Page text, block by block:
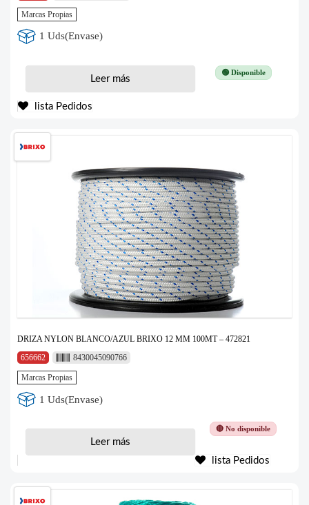
Marcas Propias
1 Uds(Envase)
🟢 Disponible
Leer más
lista Pedidos
DRIZA NYLON BLANCO/AZUL BRIXO 12 MM 100MT – 472821
656662
8430045090766
Marcas Propias
1 Uds(Envase)
🔴 No disponible
Leer más
lista Pedidos